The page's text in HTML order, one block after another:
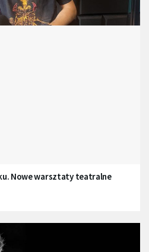
Nowe warsztaty teatralne